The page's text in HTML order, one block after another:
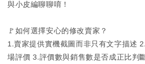
與小皮編聊聊唷！
🚩如何選擇安心的修改賣家？
1.賣家提供實機截圖而非只有文字描述
場評價 3.評價數與銷售數是否成正比判